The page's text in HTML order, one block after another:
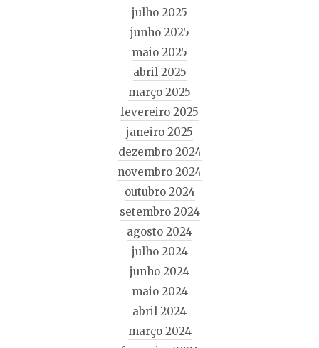
julho 2025
junho 2025
maio 2025
abril 2025
março 2025
fevereiro 2025
janeiro 2025
dezembro 2024
novembro 2024
outubro 2024
setembro 2024
agosto 2024
julho 2024
junho 2024
maio 2024
abril 2024
março 2024